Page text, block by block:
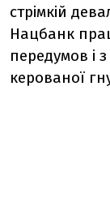
стрімкій
Нацбанк
передумов і
керованої